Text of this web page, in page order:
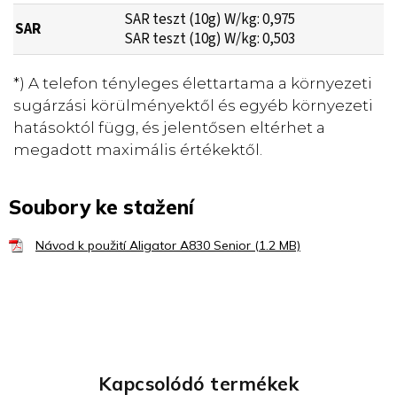
Kapcsolódó termékek
SAR
SAR teszt (10g) W/kg: 0,975
SAR teszt (10g) W/kg: 0,503
*) A telefon tényleges élettartama a környezeti
sugárzási körülményektől és egyéb környezeti
hatásoktól függ, és jelentősen eltérhet a
megadott maximális értékektől.
Soubory ke stažení
Návod k použití Aligator A830 Senior (1.2 MB)